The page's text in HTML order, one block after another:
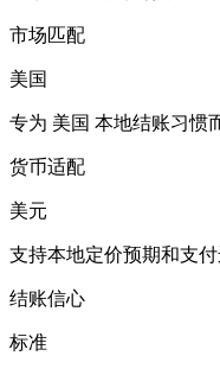
市场匹配
美国
专为 美国 本地结账习惯
货币适配
美元
支持本地定价预期和支付
结账信心
标准